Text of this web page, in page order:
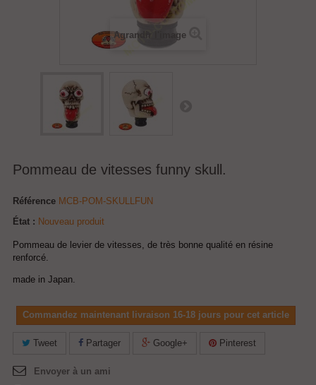
Agrandir l'image
Pommeau de vitesses funny skull.
Référence MCB-POM-SKULLFUN
État : Nouveau produit
Pommeau de levier de vitesses, de très bonne qualité en résine
renforcé.
made in Japan.
Commandez maintenant livraison 16-18 jours pour cet article
Tweet Partager Google+ Pinterest
Envoyer à un ami